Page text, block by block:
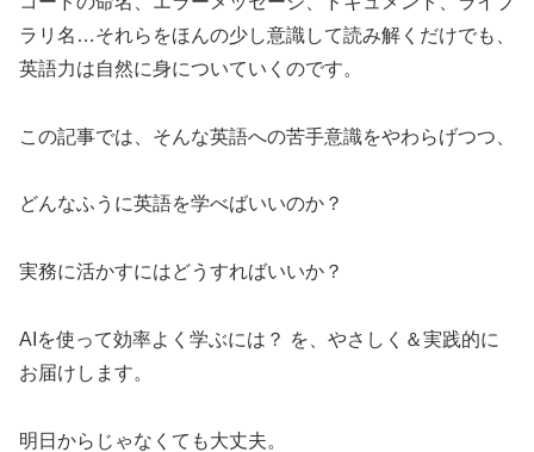
ラリ名…それらをほんの少し意識して読み解くだけでも、
英語力は自然に身についていくのです。
この記事では、そんな英語への苦手意識をやわらげつつ、
どんなふうに英語を学べばいいのか？
実務に活かすにはどうすればいいか？
AIを使って効率よく学ぶには？ を、やさしく＆実践的に
お届けします。
明日からじゃなくても大丈夫。